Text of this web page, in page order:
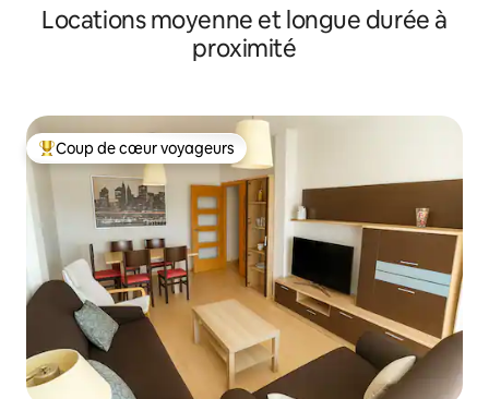
Locations moyenne et longue durée à
proximité
Coups de cœur voyageurs les plus appréciés
Coup de cœur voyageurs